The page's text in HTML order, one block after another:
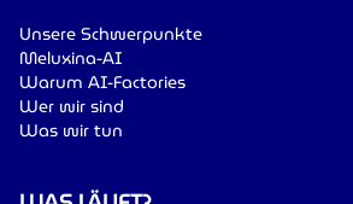
Unsere Schwerpunkte
Meluxina-AI
Warum AI-Factories
Wer wir sind
Was wir tun